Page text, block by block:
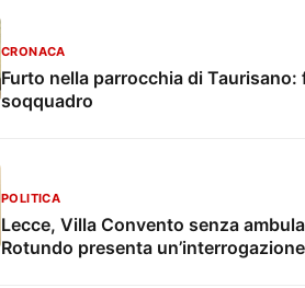
CRONACA
Furto nella parrocchia di
soqquadro
POLITICA
Lecce, Villa Convento senza
Rotundo presenta